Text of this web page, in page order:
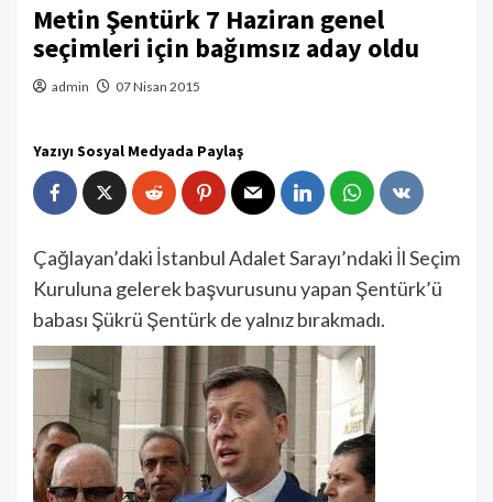
Metin Şentürk 7 Haziran genel
seçimleri için bağımsız aday oldu
admin 07 Nisan 2015
Yazıyı Sosyal Medyada Paylaş
Çağlayan’daki İstanbul Adalet Sarayı’ndaki İl Seçim
Kuruluna gelerek başvurusunu yapan Şentürk’ü
babası Şükrü Şentürk de yalnız bırakmadı.